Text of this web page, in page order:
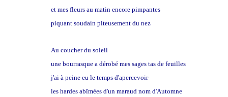
et mes fleurs au matin encore pimpantes
piquant soudain piteusement du nez
Au coucher du soleil
une bourrasque a dérobé mes sages tas de feuilles
j'ai à peine eu le temps d'apercevoir
les hardes abîmées d'un maraud nom d'Automne